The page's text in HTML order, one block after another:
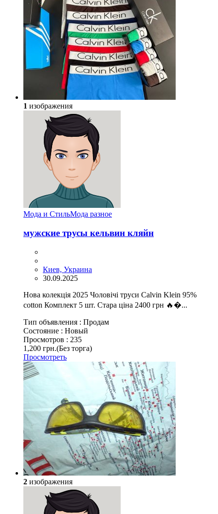
1 изображения
Мода и СтильМода разное
мужские трусы кельвин кляйн
Киев, Украина
30.09.2025
Нова колекція 2025 Чоловічі труси Calvin Klein 95%
cotton Комплект 5 шт. Стара ціна 2400 грн 🔥�...
Тип объявления : Продам
Состояние : Новый
Просмотров : 235
1,200 грн.(Без торга)
Просмотреть
2 изображения